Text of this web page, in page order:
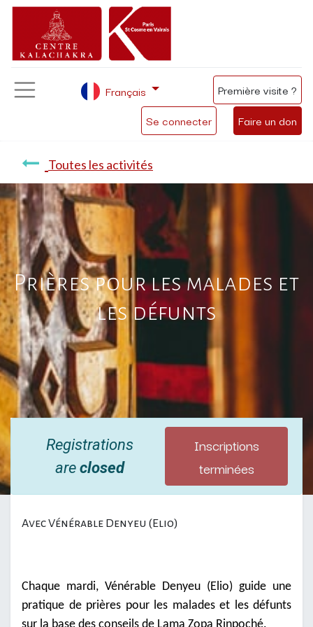
Se connecter Faire un don
Français Première visite ?
Toutes les activités
Prières pour les malades et
les défunts
Registrations
areclosed
Inscriptions
terminées
Avec Vénérable Denyeu (Elio)
Chaque mardi, Vénérable Denyeu (Elio) guide une
pratique de prières pour les malades et les défunts